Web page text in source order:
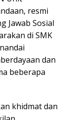
resmi
Jawab Sosial
di SMK
dan
beberapa
khidmat dan